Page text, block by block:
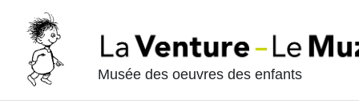
Musée des oeuvres des enfants